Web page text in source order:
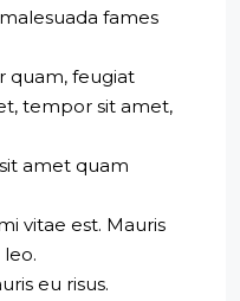
fames
quam, feugiat
tempor sit amet,
amet quam
vitae est. Mauris
eu risus.